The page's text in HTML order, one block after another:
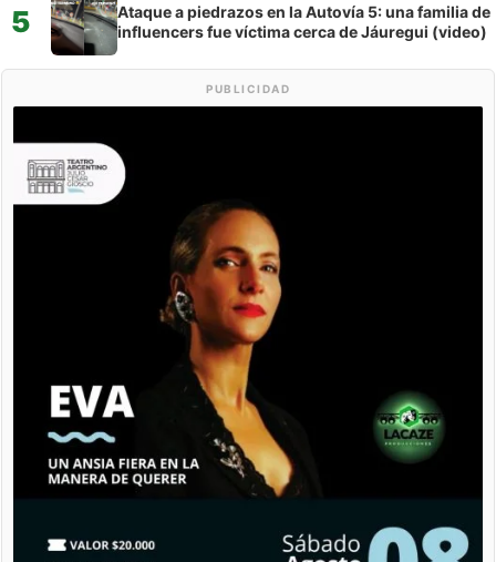
5
Ataque a piedrazos en la Autovía 5: una familia de
influencers fue víctima cerca de Jáuregui (video)
PUBLICIDAD